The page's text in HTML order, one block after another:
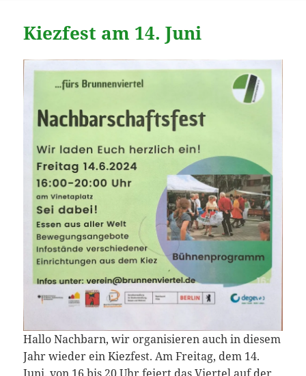
Kiezfest am 14. Juni
Hallo Nachbarn, wir organisieren auch in diesem
Jahr wieder ein Kiezfest. Am Freitag, dem 14.